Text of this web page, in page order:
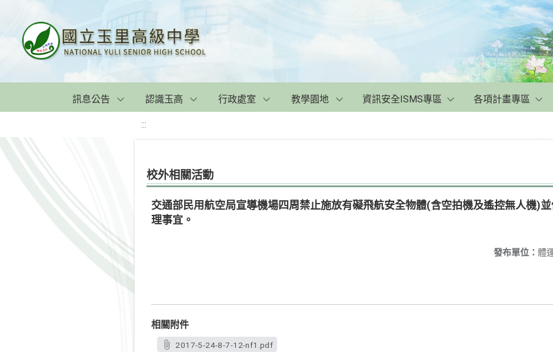
訊息公告 認識玉高 行政處室 教學園地 資訊安全ISMS專區 各項計畫專區
:::
校外相關活動
交通部民用航空局宣導機場四周禁止施放有礙飛航安全物體(含空拍機及遙控無人機)
理事宜。
發布單位： 體
相關附件
2017-5-24-8-7-12-nf1.pdf